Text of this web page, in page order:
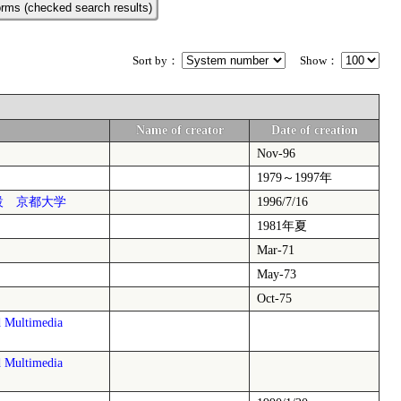
(checked search results)
Show：
Sort by：
Name of creator
Date of creation
Nov-96
1979～1997年
京都大学
1996/7/16
1981年夏
Mar-71
May-73
Oct-75
Multimedia
Multimedia